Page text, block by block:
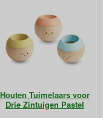
Houten Tuimelaars voor
Drie Zintuigen Pastel